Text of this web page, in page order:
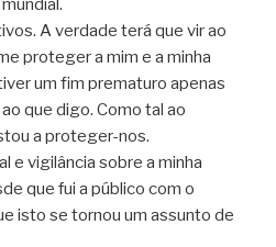
A verdade terá que vir ao
proteger a mim e a minha
um fim prematuro apenas
que digo. Como tal ao
a proteger-nos.
e vigilância sobre a minha
que fui a público com o
isto se tornou um assunto de